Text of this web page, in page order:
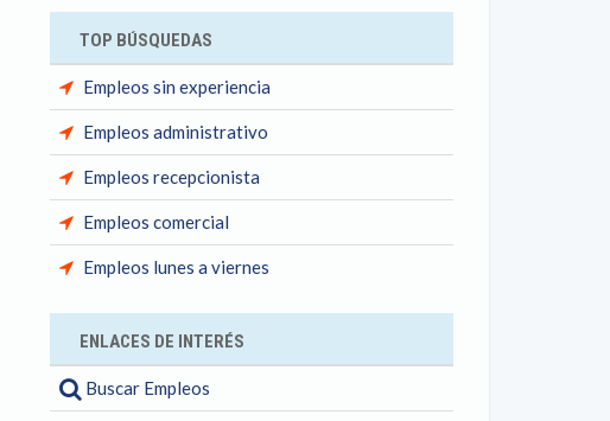
TOP BÚSQUEDAS
Empleos sin experiencia
Empleos administrativo
Empleos recepcionista
Empleos comercial
Empleos lunes a viernes
ENLACES DE INTERÉS
Buscar Empleos